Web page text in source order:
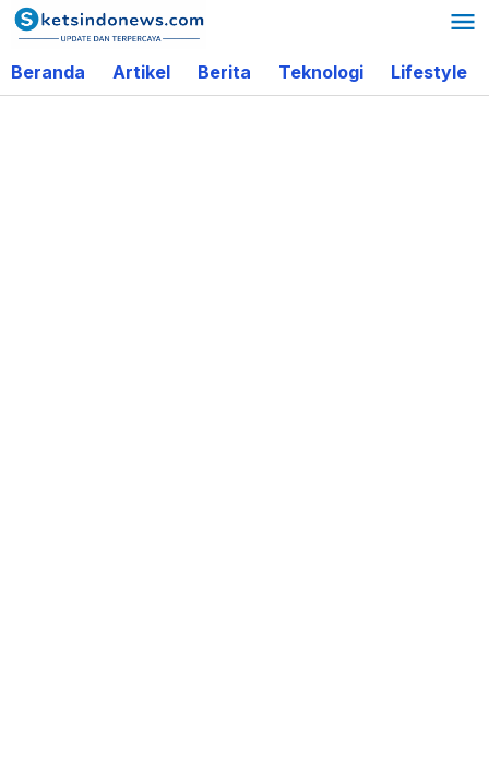
Lewati
ke
konten
Beranda Artikel Berita Teknologi Lifestyle